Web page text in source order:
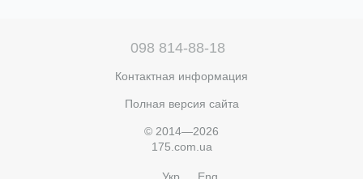
098 814-88-18
Контактная информация
Полная версия сайта
© 2014—2026
175.com.ua